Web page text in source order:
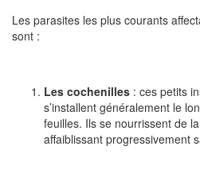
Les parasites les plus courants
sont :
Les cochenilles : ces petits
s’installent généralement le
feuilles. Ils se nourrissent de
affaiblissant progressivement